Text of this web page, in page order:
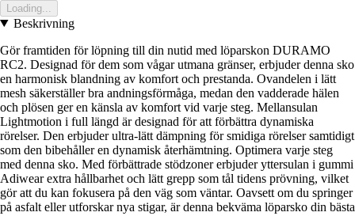
Loading...
Beskrivning
Gör framtiden för löpning till din nutid med löparskon DURAMO
RC2. Designad för dem som vågar utmana gränser, erbjuder denna sko
en harmonisk blandning av komfort och prestanda. Ovandelen i lätt
mesh säkerställer bra andningsförmåga, medan den vadderade hälen
och plösen ger en känsla av komfort vid varje steg. Mellansulan
Lightmotion i full längd är designad för att förbättra dynamiska
rörelser. Den erbjuder ultra-lätt dämpning för smidiga rörelser samtidigt
som den bibehåller en dynamisk återhämtning. Optimera varje steg
med denna sko. Med förbättrade stödzoner erbjuder yttersulan i gummi
Adiwear extra hållbarhet och lätt grepp som tål tidens prövning, vilket
gör att du kan fokusera på den väg som väntar. Oavsett om du springer
på asfalt eller utforskar nya stigar, är denna bekväma löparsko din bästa